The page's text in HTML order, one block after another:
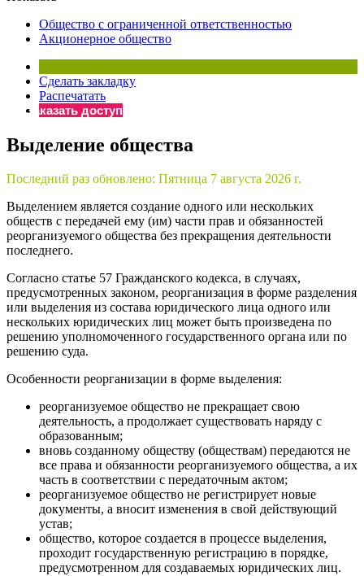
Бератор
«Практическая энциклопедия бухгалтера»
«Нормативные акты для бухгалтера»
Материалы электронного журнала
«Практическая бухгалтерия»
Просто заполните форму, и мы вышлем вам на почту
Общество с ограниченной ответственностью
Акционерное общество
Сделать закладку
Распечатать
Заказать доступ
Выделение общества
Последний раз обновлено: Пятница 7 августа 2026 г.
Выделением является создание одного или нескольких
обществ с передачей ему (им) части прав и обязанностей
реорганизуемого общества без прекращения деятельности
последнего.
Согласно статье 57 Гражданского кодекса, в случаях,
предусмотренных законом, реорганизация в форме разделения
или выделения из состава юридического лица одного или
нескольких юридических лиц может быть произведена по
решению уполномоченного государственного органа или по
решению суда.
Особенности реорганизации в форме выделения:
реорганизуемое общество не прекращает свою
деятельность, а продолжает существовать наряду с
образованным;
вновь созданному обществу (обществам) передаются не
все права и обязанности реорганизуемого общества, а их
часть в соответствии с передаточным актом;
реорганизуемое общество не регистрирует новые
документы, а вносит изменения в свой действующий
устав;
общество, которое создается в процессе выделения,
проходит государственную регистрацию в порядке,
предусмотренном для создаваемых юридических лиц.